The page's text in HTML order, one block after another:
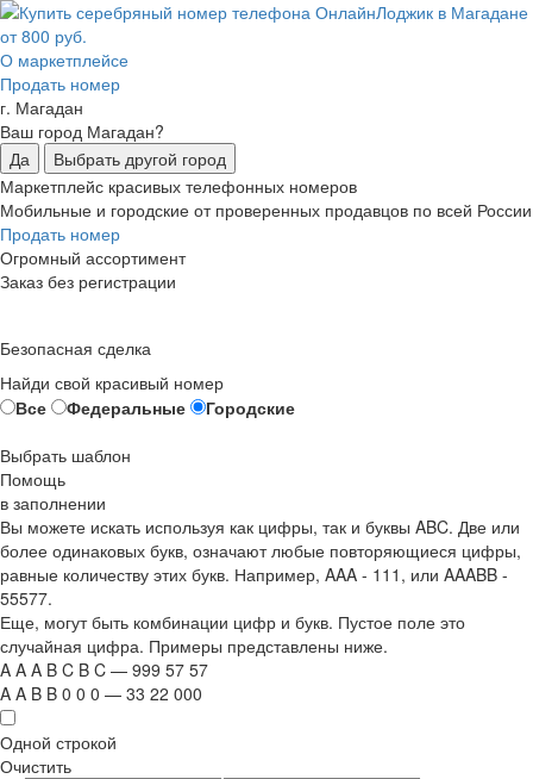
О маркетплейсе
Продать номер
г. Магадан
Ваш город Магадан?
Да
Выбрать другой город
Маркетплейс красивых телефонных номеров
Мобильные и городские от проверенных продавцов по всей России
Продать номер
Огромный ассортимент
Заказ без регистрации
Безопасная сделка
Найди свой красивый номер
Все
Федеральные
Городские
Выбрать шаблон
Помощь
в заполнении
Вы можете искать используя как цифры, так и буквы ABC. Две или
более одинаковых букв, означают любые повторяющиеся цифры,
равные количеству этих букв. Например, AAA - 111 , или AAABB -
55577.
Еще, могут быть комбинации цифр и букв. Пустое поле это
случайная цифра. Примеры представлены ниже.
A A A B C B C — 999 57 57
A A B B 0 0 0 — 33 22 000
Одной строкой
Очистить